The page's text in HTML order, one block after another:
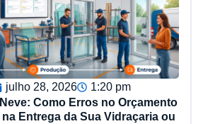
julho 28, 2026
1:20 pm
Como Erros no Orçamento
Entrega da Sua Vidraçaria ou